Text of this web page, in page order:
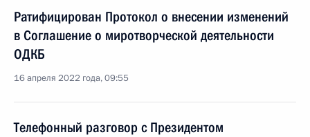
Ратифицирован Протокол о внесении изменений
в Соглашение о миротворческой деятельности
ОДКБ
16 апреля 2022 года, 09:55
Телефонный разговор с Президентом